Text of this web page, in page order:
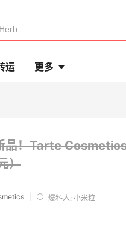
运 更多
品！Tarte
）
爆料人: 小米粒